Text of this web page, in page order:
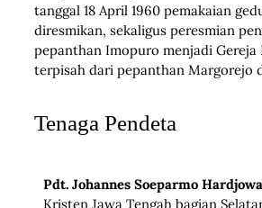
tanggal 18 April 1960 pemakaian
diresmikan, sekaligus peresmian
pepanthan Imopuro menjadi
terpisah dari pepanthan Margorejo
Tenaga Pendeta
Pdt. Johannes Soeparmo
Kristen Jawa Tengah bagian